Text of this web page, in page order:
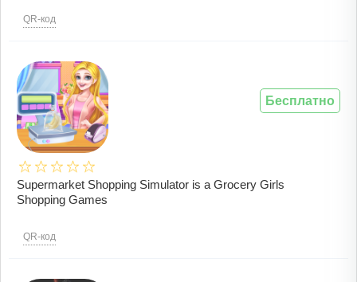
QR-код
Supermarket Shopping Simulator is a Grocery Girls
Shopping Games
QR-код
Бесплатно